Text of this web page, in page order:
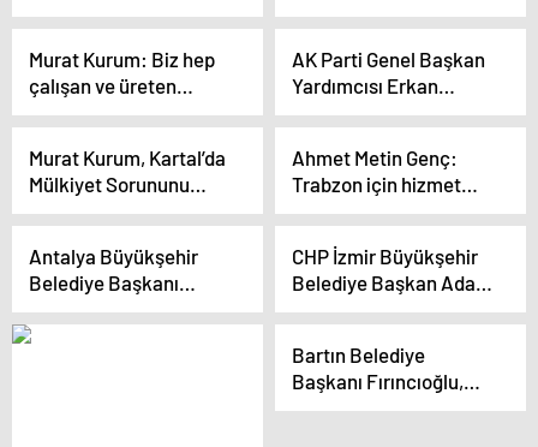
herkes bizim eşit
kökenli Amerikalılar,
için ‘kararsız oy’
kullanmaya çağırıyor
Murat Kurum: Biz hep
çalışan ve üreten
taraftayız
AK Parti Genel Başkan
Yardımcısı Erkan
Kandemir: ‘Cumhur
birlikteliğinin yanında
duracaklar’
Murat Kurum, Kartal’da
Mülkiyet Sorununu
Çözeceğini Söyledi
Ahmet Metin Genç:
Trabzon için hizmet
etme heyecanımız var
Antalya Büyükşehir
Belediye Başkanı
Muhittin Böcek, Elmalı
Seçim Koordinasyon
CHP İzmir Büyükşehir
Belediye Başkan Adayı
Cemil Tugay, Buca
Kredi ve Kefalet
Kooperatifi’ni ziyaret
etti
Bartın Belediye
Başkanı Fırıncıoğlu,
CHP’li adaya sert tepki